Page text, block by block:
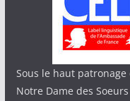
Sous le haut patronage
Notre Dame des